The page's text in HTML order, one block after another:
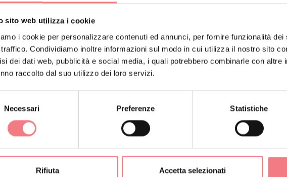
sito web utilizza i cookie
i cookie per personalizzare contenuti ed annunci, per fornire funzionalità
Condividiamo inoltre informazioni sul modo in cui utilizza il nostro sito
dei dati web, pubblicità e social media, i quali potrebbero combinarle con altre
raccolto dal suo utilizzo dei loro servizi.
Necessari Preferenze Statistiche
Rifiuta Accetta selezionati